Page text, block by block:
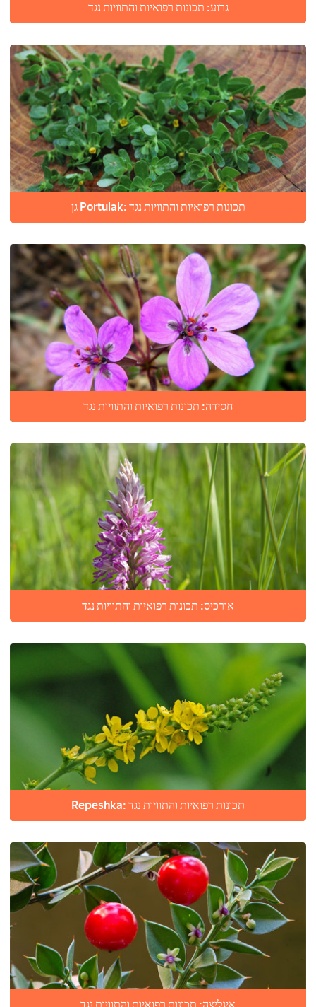
גרוע: תכונות רפואיות והתוויות נגד
גן Portulak: תכונות רפואיות והתוויות נגד
חסידה: תכונות רפואיות והתוויות נגד
אורכיס: תכונות רפואיות והתוויות נגד
Repeshka: תכונות רפואיות והתוויות נגד